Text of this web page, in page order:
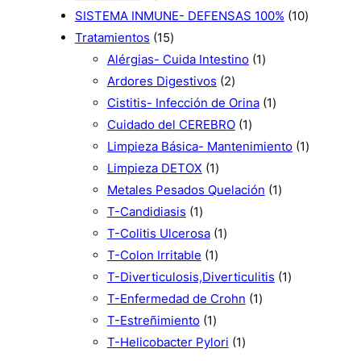
s
o c
o
s
u
c
t
o
s
u
t
s
o
d
u
c
t
o
s
r
d
u
c
o
s
p
o
u
t
s
p
r
o
d
u
c
t
o
s
SISTEMA INMUNE- DEFENSAS 100% 101
u
Tratamientos 151
5
p
r
o
d
u
c
t
o
s
Alérgias- Cuida Intestino 11
r
d
c
Ardores Digestivos 22
p
r
o
u
s
Cistitis- Infección de Orina 11
r
d
o
Cuidado del CEREBRO 11
p
o
t
o
Limpieza Básica- Mantenimiento 11
Limpieza DETOX 11
p
o
d
u
c
t
o
Metales Pesados Quelación 11
d
T-Candidiasis 11
p
r
o
d
u
c
T-Colitis Ulcerosa 11
r
o
u
T-Colon Irritable 11
p
r
o
d
T-Diverticulosis,Diverticulitis 11
T-Enfermedad de Crohn 11
T-Estreñimiento 11
p
T-Helicobacter Pylori 11